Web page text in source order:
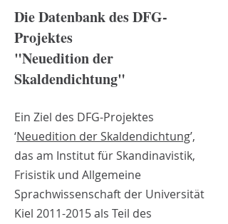
Die Datenbank des DFG-
Projektes
"Neuedition der
Skaldendichtung"
Ein Ziel des DFG-Projektes
‘Neuedition der Skaldendichtung’,
das am Institut für Skandinavistik,
Frisistik und Allgemeine
Sprachwissenschaft der Universität
Kiel 2011-2015 als Teil des